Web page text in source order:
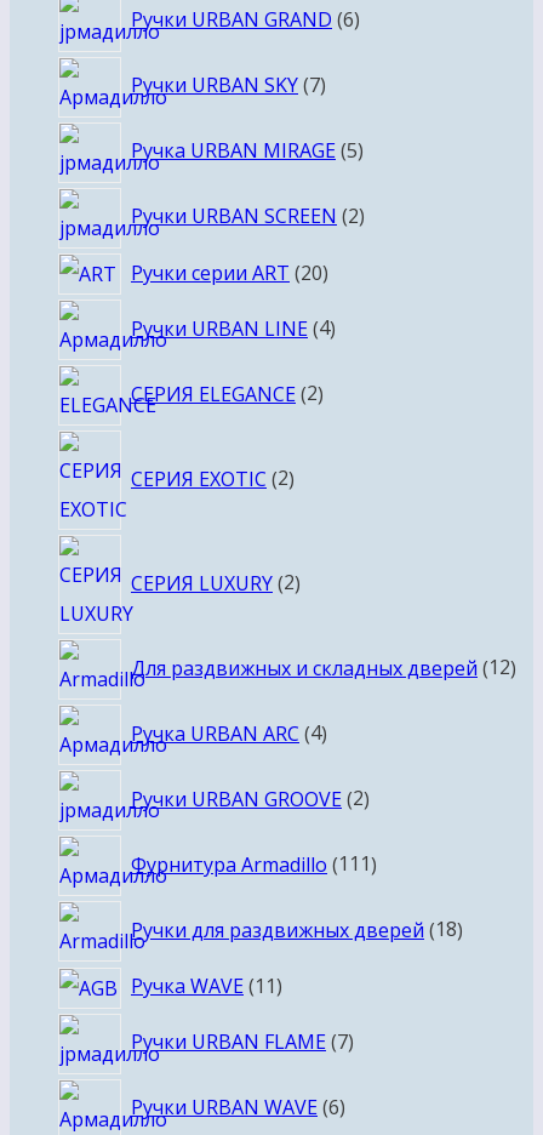
Ручки URBAN GRAND 66
Ручки URBAN SKY 77
Ручка URBAN MIRAGE 55
Ручки URBAN SCREEN 22
Ручки серии ART 2020
Ручки URBAN LINE 44
СЕРИЯ ELEGANCE 22
СЕРИЯ EXOTIC 2товара
СЕРИЯ LUXURY 2товара
Для раздвижных и складных дверей 1212
Ручка URBAN ARC 44
Ручки URBAN GROOVE 22
Фурнитура Armadillo 111111
Ручки для раздвижных дверей 1818
Ручка WAVE 1111
Ручки URBAN FLAME 77
Ручки URBAN WAVE 66